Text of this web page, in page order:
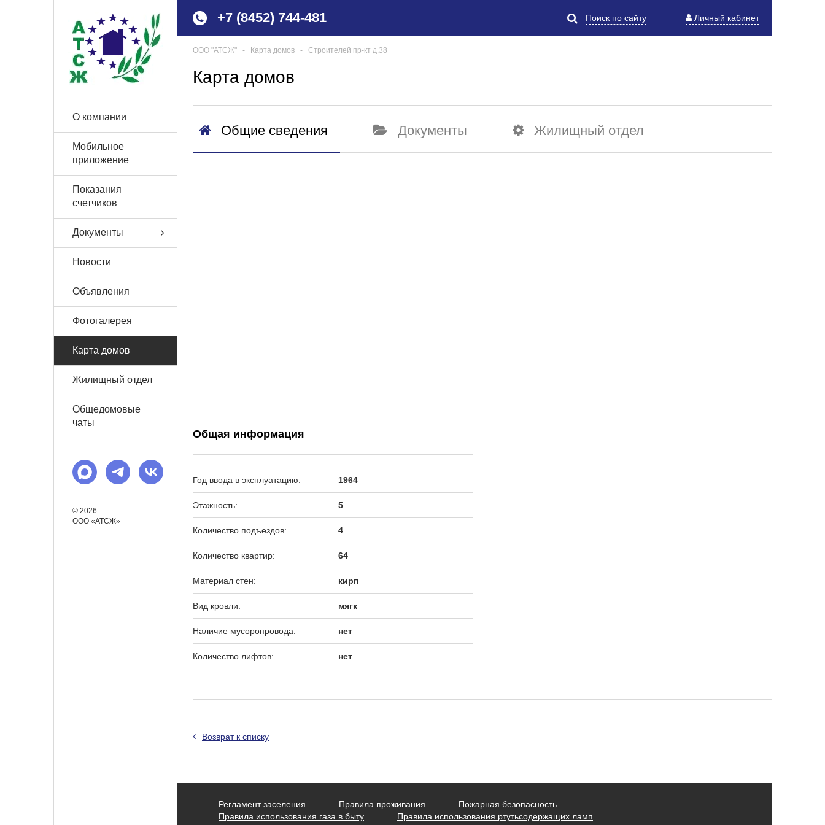
О компании
Мобильное
приложение
Показания
счетчиков
Документы
Новости
Объявления
Фотогалерея
Карта домов
Жилищный отдел
Общедомовые
чаты
© 2026
OOO «АТСЖ»
+7 (8452) 744-481 Личный кабинет
Поиск по сайту
ООО "АТСЖ" ‐ Карта домов ‐ Строителей пр-кт д.38
Карта домов
Общие сведения Документы Жилищный отдел
Общая информация
Год ввода в эксплуатацию: 1964
Этажность: 5
Количество подъездов: 4
Количество квартир: 64
Материал стен: кирп
Вид кровли: мягк
Наличие мусоропровода: нет
Количество лифтов: нет
Возврат к списку
Регламент заселения Правила проживания
Пожарная безопасность
Правила использования газа в быту
Правила использования ртутьсодержащих ламп